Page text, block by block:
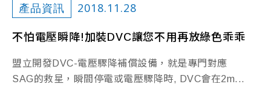
產品資訊 2018.11.28
不怕電壓瞬降!加裝DVC讓您不用再放綠色乖乖
盟立開發DVC-電壓驟降補償設備，就是專門對應
SAG的救星，瞬間停電或電壓驟降時, DVC會在2m...